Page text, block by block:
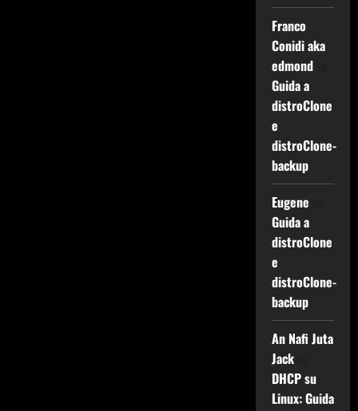
Franco
Conidi aka
edmondsu
Guida a
distroClone
e
distroClone-
backup
Eugene
Guida a
distroClone
e
distroClone-
backup
An Nafi Juta
Jacksu
DHCP su
Linux: Guida